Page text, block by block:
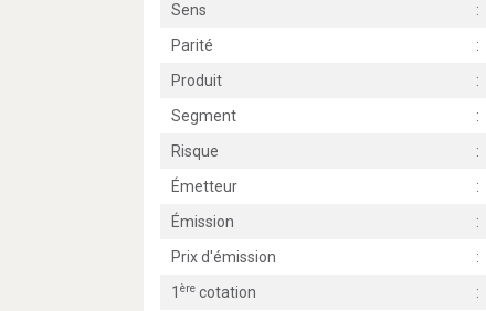
Sens
:
Parité
:
Produit
:
Segment
:
Risque
:
Émetteur
:
Émission
:
Prix d'émission
:
1 ère cotation :